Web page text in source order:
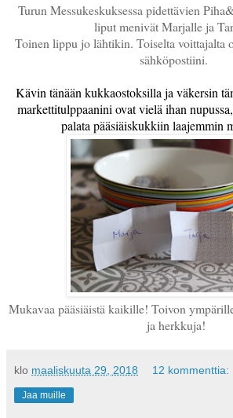
Turun Messukeskuksessa pidettävien
liput menivät Marjalle ja
Toinen lippu jo lähtikin. Toiselta voittajalta
sähköpostiini.
Kävin tänään kukkaostoksilla ja väkersin
markettitulppaanini ovat vielä ihan
palata pääsiäiskukkiin laajemmin
Mukavaa pääsiäistä kaikille! Toivon
ja herkkuja!
klo maaliskuuta 29, 2018 12 kommenttia:
Jaa muille